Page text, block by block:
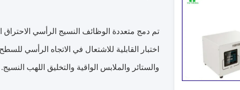
تم دمج متعددة الوظائف النسيج الرأسي الاحتراق
اختبار القابلية للاشتعال في الاتجاه الرأسي
والستائر والملابس الواقية والتخليق اللهب النسيج.